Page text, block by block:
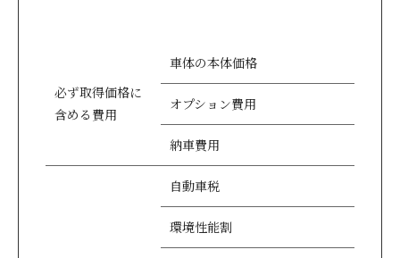
必ず取得価格に
含める費用
車体の本体価格
オプション費用
納車費用
自動車税
環境性能割